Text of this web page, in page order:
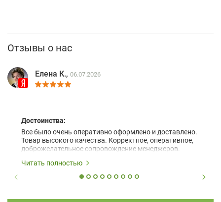
Отзывы о нас
Елена К., 06.07.2026
Достоинства:
Все было очень оперативно оформлено и доставлено.
Товар высокого качества. Корректное, оперативное,
доброжелательное сопровождение менеджеров.
Читать полностью